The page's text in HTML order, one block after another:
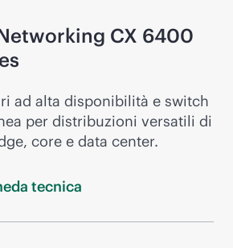
CX 6400
ad alta disponibilità e switch
per distribuzioni versatili di
core e data center.
tecnica